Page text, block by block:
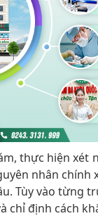
thực hiện xét
nhân chính
Tùy vào từng
chỉ định cách